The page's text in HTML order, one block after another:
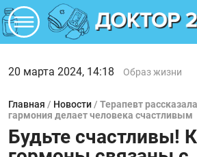
20 марта 2024, 14:18 Образ жизни
Главная / Новости / Терапевт
гармония делает человека счастливым
Будьте счастливы!